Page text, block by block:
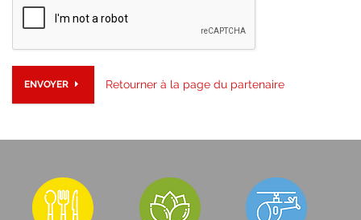
ENVOYER Retourner à la page du partenaire